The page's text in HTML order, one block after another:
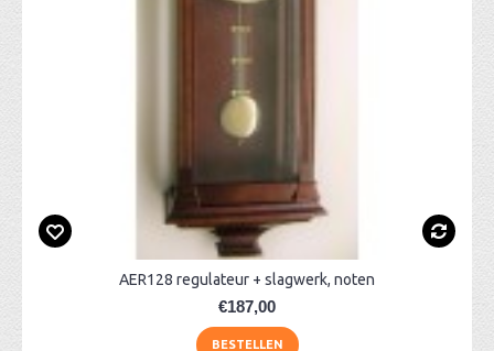
AER128 regulateur + slagwerk, noten
€187,00
BESTELLEN